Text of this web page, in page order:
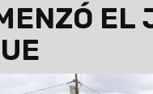
EL